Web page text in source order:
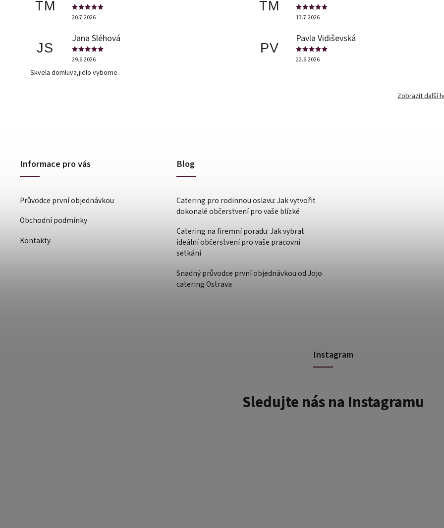
TM
20.7.2026
TM
13.7.2026
JS
Jana Sléhová
29.6.2026
Skvela domluva,jidlo vyborne.
PV
Pavla Vidiševská
22.6.2026
Zobrazit další
Informace pro vás
Průvodce první objednávkou
Obchodní podmínky
Kontakty
Blog
Catering pro rodinnou oslavu: Jak vytvořit
dokonalé občerstvení pro vaše blízké
Catering na firemní poradu: Jak vybrat
ideální občerstvení pro vaše pracovní
setkání
Snadný průvodce první objednávkou od Jojo
catering Ostrava
Instagram
Sledujte nás na Instagramu